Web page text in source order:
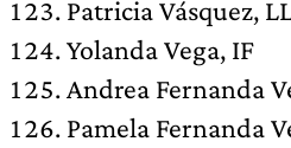
Patricia Vásquez,
Yolanda Vega, IF
Andrea Fernanda
Pamela Fernanda